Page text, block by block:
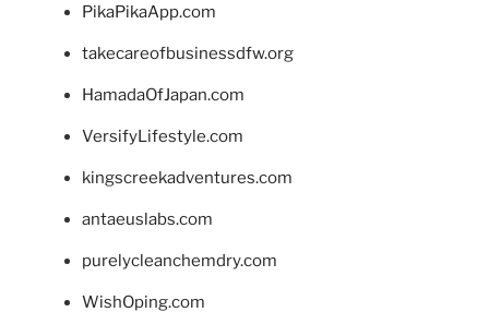
PikaPikaApp.com
takecareofbusinessdfw.org
HamadaOfJapan.com
VersifyLifestyle.com
kingscreekadventures.com
antaeuslabs.com
purelycleanchemdry.com
WishOping.com